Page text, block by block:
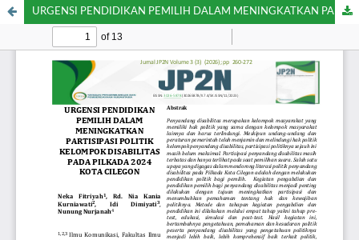
URGENSI PENDIDIKAN PEMILIH DALAM MENINGKATKAN PARTISIPASI POLITIK KELOMPOK DISABILITAS PADA PILKADA 2024 KOTA CILEGON